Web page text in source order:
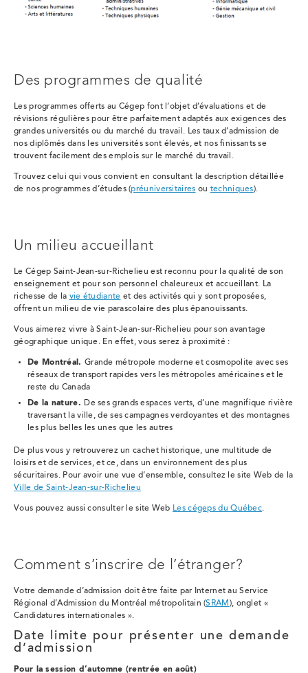
Des programmes de qualité
Les programmes offerts au Cégep font l’objet d’évaluations et de
révisions régulières pour être parfaitement adaptés aux exigences des
grandes universités ou du marché du travail. Les taux d’admission de
nos diplômés dans les universités sont élevés, et nos finissants se
trouvent facilement des emplois sur le marché du travail.
Trouvez celui qui vous convient en consultant la description détaillée
de nos programmes d’études (préuniversitaires ou techniques).
Un milieu accueillant
Le Cégep Saint-Jean-sur-Richelieu est reconnu pour la qualité de son
enseignement et pour son personnel chaleureux et accueillant. La
richesse de la vie étudiante et des activités qui y sont proposées,
offrent un milieu de vie parascolaire des plus épanouissants.
Vous aimerez vivre à Saint-Jean-sur-Richelieu pour son avantage
géographique unique. En effet, vous serez à proximité :
De Montréal. Grande métropole moderne et cosmopolite avec ses
réseaux de transport rapides vers les métropoles américaines et le
reste du Canada
De la nature. De ses grands espaces verts, d’une magnifique rivière
traversant la ville, de ses campagnes verdoyantes et des montagnes
les plus belles les unes que les autres
De plus vous y retrouverez un cachet historique, une multitude de
loisirs et de services, et ce, dans un environnement des plus
sécuritaires. Pour avoir une vue d’ensemble, consultez le site Web de la
Ville de Saint-Jean-sur-Richelieu
Vous pouvez aussi consulter le site Web Les cégeps du Québec.
Comment s’inscrire de l’étranger?
Votre demande d’admission doit être faite par Internet au Service
Régional d’Admission du Montréal métropolitain (SRAM ), onglet «
Candidatures internationales ».
Date limite pour présenter une demande
d’admission
Pour la session d’automne (rentrée en août)